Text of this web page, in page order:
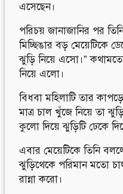
এসেছেন।
পরিচয় জানাজানির পর
মিচ্ছিঙার বড় মেয়েটিকে
ঝুড়ি নিয়ে এসো।”
নিয়ে এলো।
বিধবা মহিলাটি তার
মাত্র চাল খুঁজে নিয়ে তা
কুলো দিয়ে ঝুড়িটি ঢেকে
এবার মেয়েটিকে তিনি
ঝুড়িথেকে পরিমান মতো
রান্না করো।